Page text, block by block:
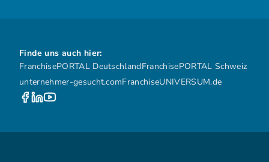
Finde uns auch hier:
FranchisePORTAL DeutschlandFranchisePORTAL Schweiz
unternehmer-gesucht.comFranchiseUNIVERSUM.de